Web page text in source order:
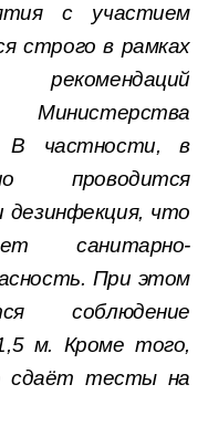
с участием
строго в рамках
В частности, в
проводится
дезинфекция, что
санитарно-
При этом
соблюдение
м. Кроме того,
сдаёт тесты на